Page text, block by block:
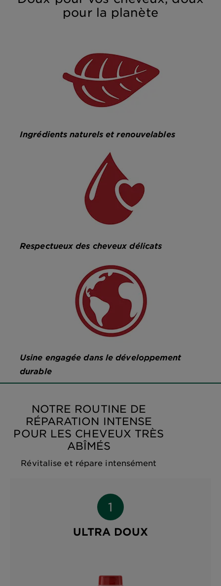
pour la planète
Ingrédients naturels et renouvelables
Respectueux des cheveux délicats
Usine engagée dans le développement
durable
NOTRE ROUTINE DE
RÉPARATION INTENSE
POUR LES CHEVEUX TRÈS
ABÎMÉS
Révitalise et répare intensément
ULTRA DOUX